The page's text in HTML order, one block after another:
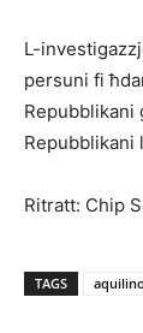
L-
persuni fi
Repubblikani
Repubblikani
Ritratt: Chip
TAGS